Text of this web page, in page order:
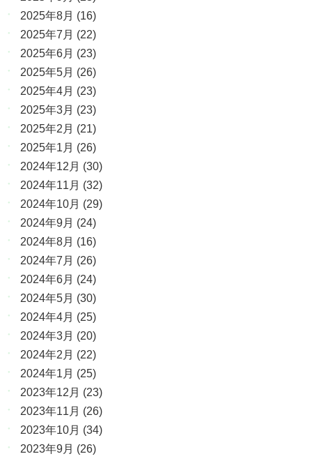
2025年8月 (16)
2025年7月 (22)
2025年6月 (23)
2025年5月 (26)
2025年4月 (23)
2025年3月 (23)
2025年2月 (21)
2025年1月 (26)
2024年12月 (30)
2024年11月 (32)
2024年10月 (29)
2024年9月 (24)
2024年8月 (16)
2024年7月 (26)
2024年6月 (24)
2024年5月 (30)
2024年4月 (25)
2024年3月 (20)
2024年2月 (22)
2024年1月 (25)
2023年12月 (23)
2023年11月 (26)
2023年10月 (34)
2023年9月 (26)